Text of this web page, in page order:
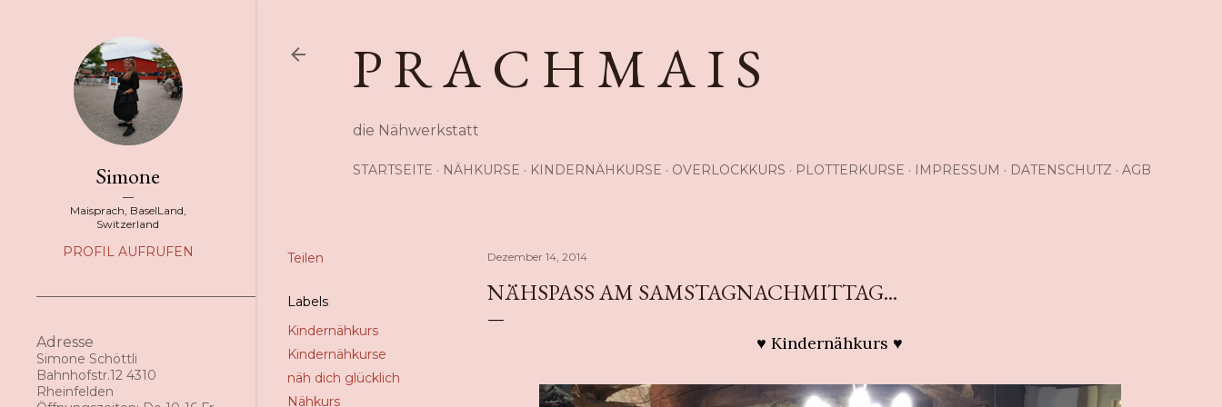
P R A C H M A I S
die Nähwerkstatt
STARTSEITE NÄHKURSE KINDERNÄHKURSE OVERLOCKKURS PLOTTERKURSE IMPRESSUM DATENSCHUTZ AGB
Teilen
Labels
Kindernähkurs
Kindernähkurse
näh dich glücklich
Nähkurs
Dezember 14, 2014
NÄHSPASS AM SAMSTAGNACHMITTAG...
♥ Kindernähkurs ♥
Simone
Maisprach, BaselLand,
Switzerland
PROFIL AUFRUFEN
Adresse
Simone Schöttli
Bahnhofstr.12 4310
Rheinfelden